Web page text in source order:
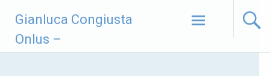
contenuto
Gianluca Congiusta
Onlus –